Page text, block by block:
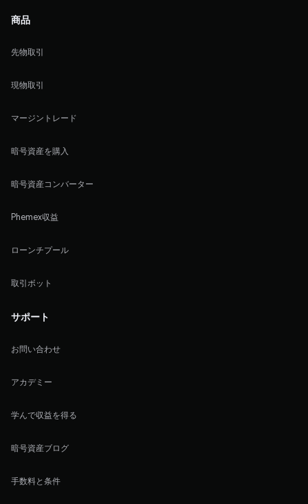
商品
先物取引
現物取引
マージントレード
暗号資産を購入
暗号資産コンバーター
Phemex収益
ローンチプール
取引ボット
サポート
お問い合わせ
アカデミー
学んで収益を得る
暗号資産ブログ
手数料と条件